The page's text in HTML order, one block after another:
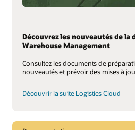
Découvrez les nouveautés de la
Warehouse Management
Consultez les documents de
nouveautés et prévoir des mises à
Découvrir la suite Logistics Cloud